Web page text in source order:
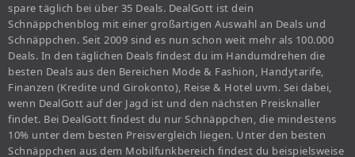
spare täglich bei über 35 Deals. DealGott ist dein
Schnäppchenblog mit einer großartigen Auswahl an Deals und
Schnäppchen. Seit 2009 sind es nun schon weit mehr als 100.000
Deals. In den täglichen Deals findest du im Handumdrehen die
besten Deals aus den Bereichen Mode & Fashion, Handytarife,
Finanzen (Kredite und Girokonto), Reise & Hotel uvm. Sei dabei,
wenn DealGott auf der Jagd ist und den nächsten Preisknaller
findet. Bei DealGott findest du nur Schnäppchen, die mindestens
10% unter dem besten Preisvergleich liegen. Unter den besten
Schnäppchen aus dem Mobilfunkbereich findest du beispielsweise